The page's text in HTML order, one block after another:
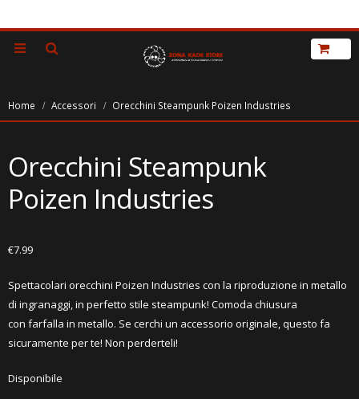
Home Accessori Orecchini Steampunk Poizen Industries
Orecchini Steampunk
Poizen Industries
€7.99
Spettacolari orecchini Poizen Industries con la riproduzione in metallo
di ingranaggi, in perfetto stile steampunk! Comoda chiusura
con farfalla in metallo. Se cerchi un accessorio originale, questo fa
sicuramente per te! Non perderteli!
Disponibile